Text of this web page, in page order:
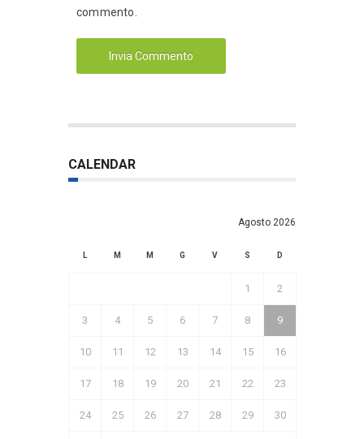
commento.
CALENDAR
Agosto 2026
L M M G V S D
1 2
3 4 5 6 7 8 9
10 11 12 13 14 15 16
17 18 19 20 21 22 23
24 25 26 27 28 29 30